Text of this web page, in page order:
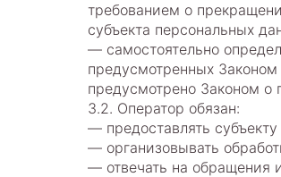
требованием о
субъекта персональных
— самостоятельно
предусмотренных
предусмотрено Законом
3.2. Оператор обязан:
— предоставлять
— организовывать
— отвечать на обращения